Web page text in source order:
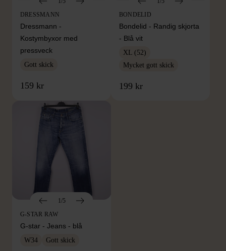
DRESSMANN
Dressmann -
Kostymbyxor med
pressveck
Gott skick
159 kr
BONDELID
Bondelid - Randig skjorta
- Blå vit
XL (52)
Mycket gott skick
199 kr
1/5
G-STAR RAW
G-star - Jeans - blå
W34 Gott skick